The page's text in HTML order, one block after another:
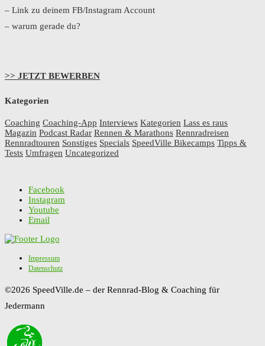
– Link zu deinem FB/Instagram Account
– warum gerade du?
>> JETZT BEWERBEN
Kategorien
Coaching Coaching-App Interviews Kategorien Lass es raus
Magazin Podcast Radar Rennen & Marathons Rennradreisen
Rennradtouren Sonstiges Specials SpeedVille Bikecamps Tipps &
Tests Umfragen Uncategorized
Facebook
Instagram
Youtube
Email
Impressum
Datenschutz
©2026 SpeedVille.de – der Rennrad-Blog & Coaching für
Jedermann